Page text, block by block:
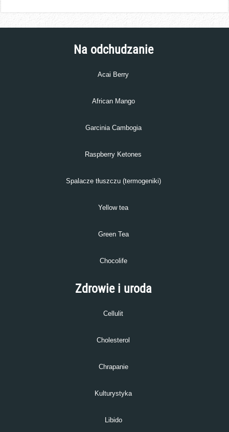
Na odchudzanie
Acai Berry
African Mango
Garcinia Cambogia
Raspberry Ketones
Spalacze tłuszczu (termogeniki)
Yellow tea
Green Tea
Chocolife
Zdrowie i uroda
Cellulit
Cholesterol
Chrapanie
Kulturystyka
Libido